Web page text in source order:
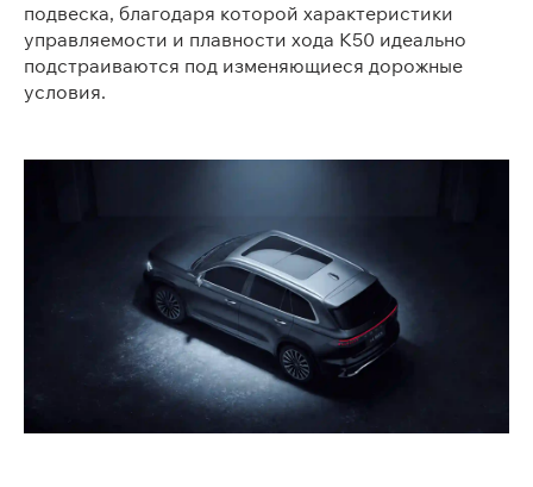
подвеска, благодаря которой характеристики
управляемости и плавности хода K50 идеально
подстраиваются под изменяющиеся дорожные
условия.